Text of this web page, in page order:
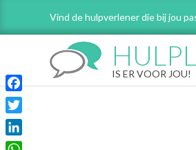
Vind de hulpverlener die bij jou
IS ER VOOR JOU!
Facebook
Twitter
LinkedIn